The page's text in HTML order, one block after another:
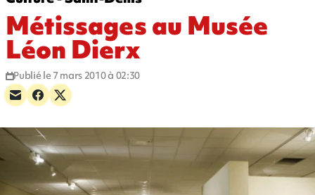
Métissages au Musée
Léon Dierx
Publié le 7 mars 2010 à 02:30